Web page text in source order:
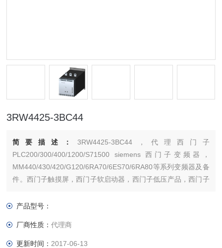
3RW4425-3BC44
简要描述： 3RW4425-3BC44，代理西门子
PLC200/300/400/1200/S71500 siemens 西门子变频器，
MM440/430/420/G120/6RA70/6ES70/6RA80等系列变频器及备
件。西门子触摸屏，西门子软启动器，西门子低压产品，西门子
本公司购买的产品，保证*，假一罚十，质保一年
产品型号：
厂商性质：代理商
更新时间： 2017-06-13